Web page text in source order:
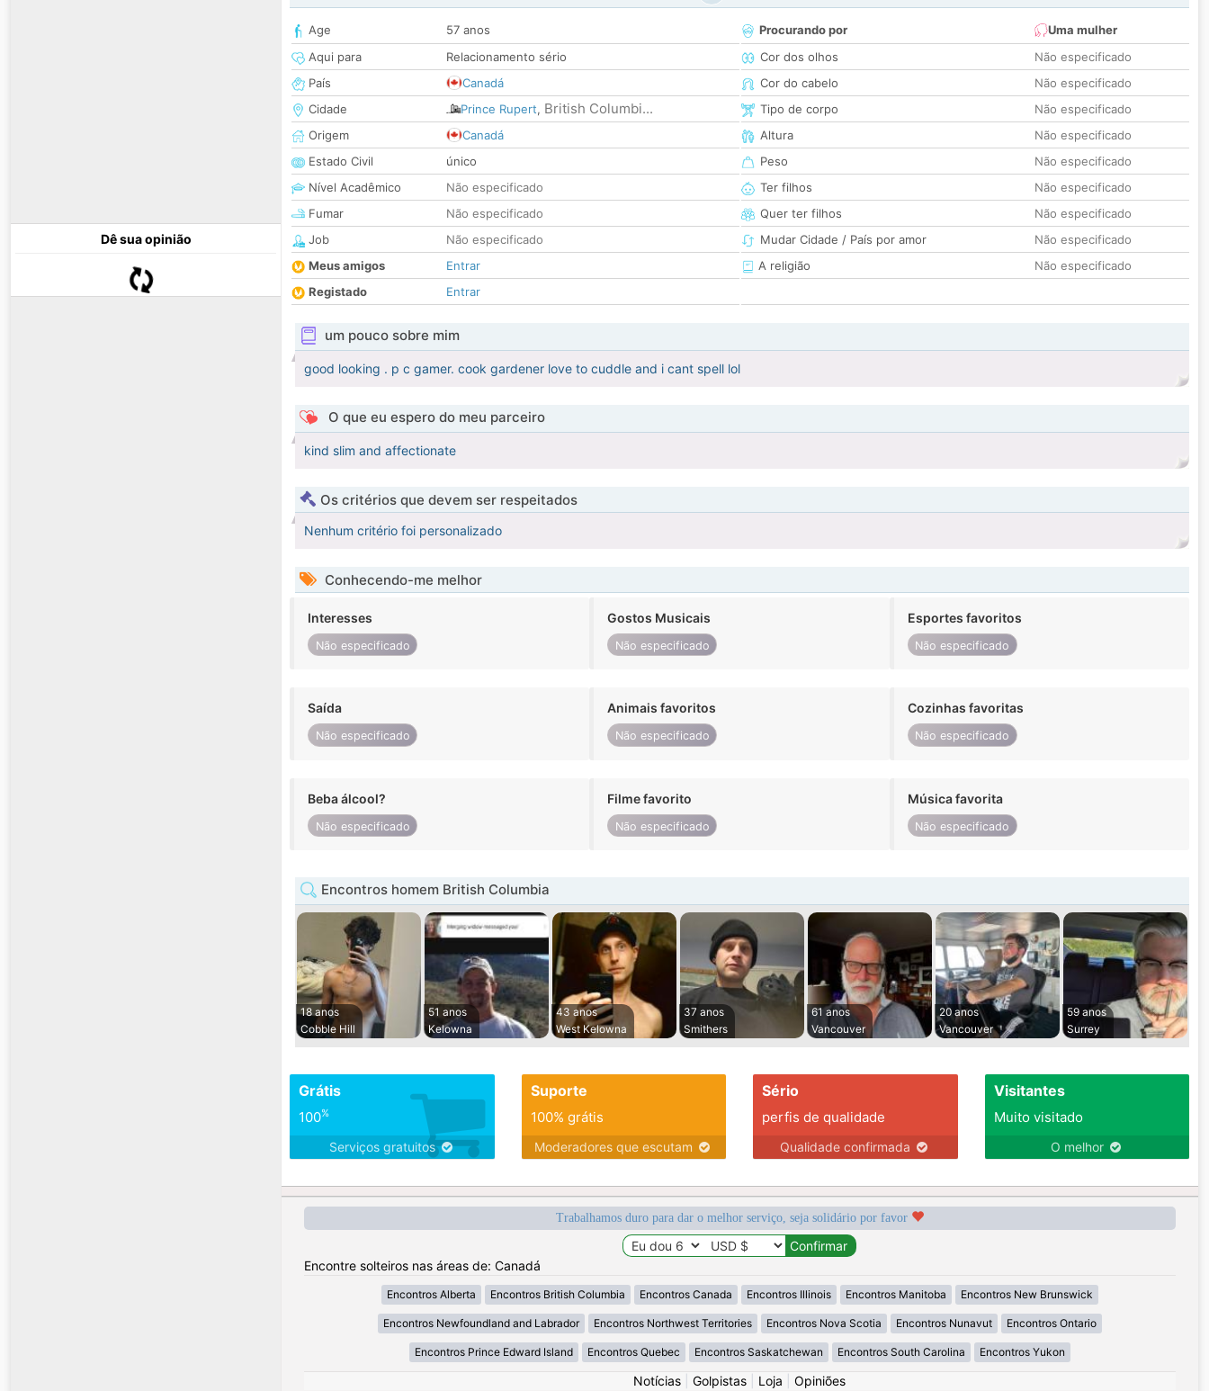
Dê sua opinião
Age
57 anos
Aqui para
Relacionamento sério
País
Canadá
Cidade
Prince Rupert, British Columbi...
Origem
Canadá
Estado Civil
único
Nível Acadêmico
Não especificado
Fumar
Não especificado
Job
Não especificado
Meus amigos
Entrar
Registado
Entrar
Procurando por
Uma mulher
Cor dos olhos
Não especificado
Cor do cabelo
Não especificado
Tipo de corpo
Não especificado
Altura
Não especificado
Peso
Não especificado
Ter filhos
Não especificado
Quer ter filhos
Não especificado
Mudar Cidade / País por amor
Não especificado
A religião
Não especificado
um pouco sobre mim
good looking . p c gamer. cook gardener love to cuddle and i cant spell lol
O que eu espero do meu parceiro
kind slim and affectionate
Os critérios que devem ser respeitados
Nenhum critério foi personalizado
Conhecendo-me melhor
Interesses
Não especificado
Gostos Musicais
Não especificado
Esportes favoritos
Não especificado
Saída
Não especificado
Animais favoritos
Não especificado
Cozinhas favoritas
Não especificado
Beba álcool?
Não especificado
Filme favorito
Não especificado
Música favorita
Não especificado
Encontros homem British Columbia
18 anos
Cobble Hill
51 anos
Kelowna
43 anos
West Kelowna
37 anos
Smithers
61 anos
Vancouver
20 anos
Vancouver
59 anos
Surrey
Grátis
100%
Serviços gratuitos
Suporte
100% grátis
Moderadores que escutam
Sério
perfis de qualidade
Qualidade confirmada
Visitantes
Muito visitado
O melhor
Trabalhamos duro para dar o melhor serviço, seja solidário por favor
Encontre solteiros nas áreas de: Canadá
Encontros Alberta Encontros British Columbia Encontros Canada Encontros Illinois Encontros Manitoba Encontros New Brunswick
Encontros Newfoundland and Labrador Encontros Northwest Territories Encontros Nova Scotia Encontros Nunavut Encontros Ontario
Encontros Prince Edward Island Encontros Quebec Encontros Saskatchewan Encontros South Carolina Encontros Yukon
Notícias Golpistas Loja Opiniões